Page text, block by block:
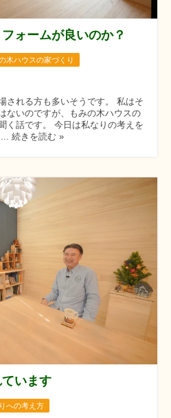
ォームが良いのか？
木ハウスの家づくり
される方も多いそうです。 私はそ
ないのですが、もみの木ハウスの
く話です。 今日は私なりの考えを
続きを読む »
います
への考え方